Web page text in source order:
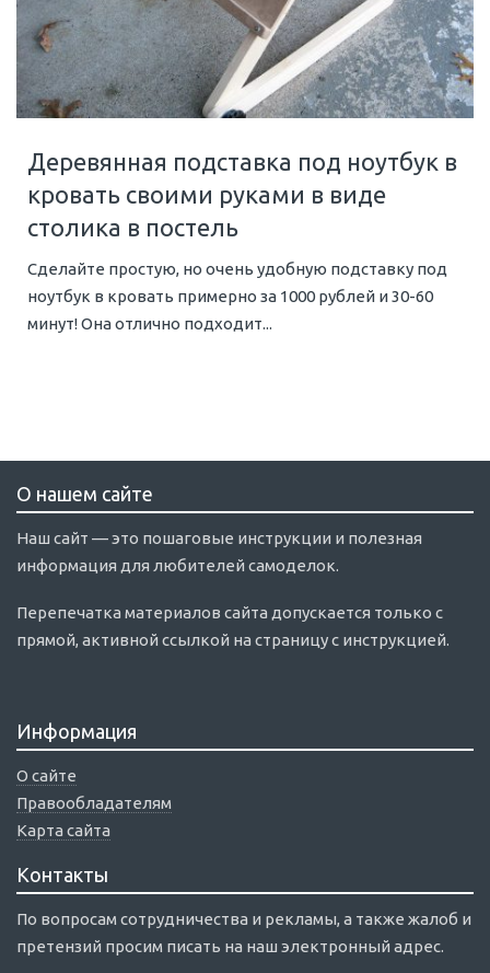
Деревянная подставка под ноутбук в
кровать своими руками в виде
столика в постель
Сделайте простую, но очень удобную подставку под
ноутбук в кровать примерно за 1000 рублей и 30-60
минут! Она отлично подходит...
О нашем сайте
Наш сайт — это пошаговые инструкции и полезная
информация для любителей самоделок.
Перепечатка материалов сайта допускается только с
прямой, активной ссылкой на страницу с инструкцией.
Информация
О сайте
Правообладателям
Карта сайта
Контакты
По вопросам сотрудничества и рекламы, а также жалоб и
претензий просим писать на наш электронный адрес.